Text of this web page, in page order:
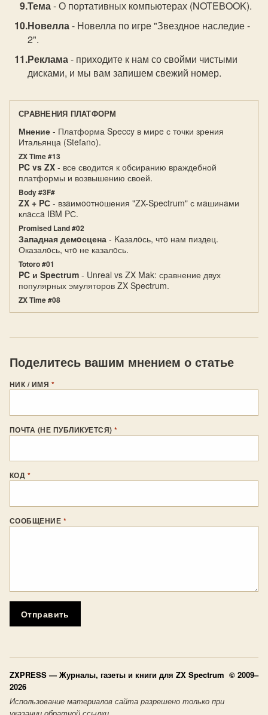
Тема- О портативных компьютерах (NOTEBOOK).
Новелла- Новелла по игре "Звездное наследие -
2".
Реклама- приходите к нам со свойми чистыми
дисками, и мы вам запишем свежий номер.
СРАВНЕНИЯ ПЛАТФОРМ
Мнение - Платформа Sрeccy в мирe с точки зрения
Итальянца (Stefаnо).
ZX Time #13
PC vs ZX - все сводится к обсиранию враждебной
платформы и возвышению своей.
Body #3F#
ZX + PС - взaимooтнoшения "ZX-Spectrum" с мaшинaми
клaссa IBM PС.
Promised Land #02
Западная демoсцена - Kазалoсь, чтo нам пиздец.
Оказалoсь, чтo не казалoсь.
Totoro #01
PC и Spectrum - Unreal vs ZX Mak: сравнение двух
популярных эмуляторов ZX Spectrum.
ZX Time #08
Поделитесь вашим мнением о статье
НИК / ИМЯ *
ПОЧТА (НЕ ПУБЛИКУЕТСЯ)*
КОД *
СООБЩЕНИЕ *
Отправить
ZXPRESS — Журналы, газеты и книги для ZX Spectrum © 2009–
2026
Использование материалов сайта разрешено только при